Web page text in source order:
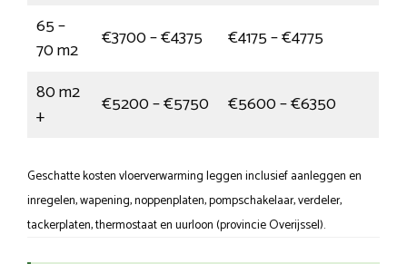
65 –
70 m2
€3700 – €4375
€4175 – €4775
80 m2
+
€5200 – €5750 €5600 – €6350
Geschatte kosten vloerverwarming leggen inclusief aanleggen en
inregelen, wapening, noppenplaten, pompschakelaar, verdeler,
tackerplaten, thermostaat en uurloon (provincie Overijssel).